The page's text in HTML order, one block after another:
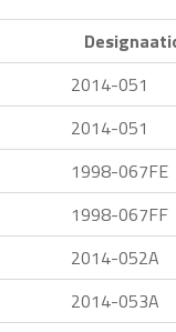
2014-051
2014-051
1998-067FE
1998-067FF
2014-052A
2014-053A